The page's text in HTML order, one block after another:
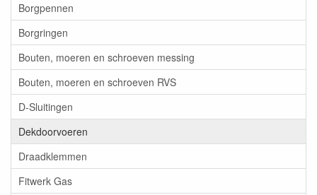
Borgpennen
Borgringen
Bouten, moeren en schroeven messing
Bouten, moeren en schroeven RVS
D-Sluitingen
Dekdoorvoeren
Draadklemmen
Fitwerk Gas